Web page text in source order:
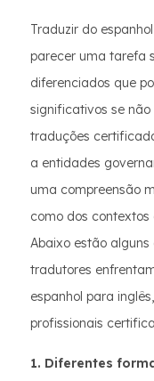
Traduzir do
parecer uma tarefa
diferenciados que
significativos se
traduções
a entidades
uma compreensão
como dos contextos
Abaixo estão
tradutores
espanhol para
profissionais
1. Diferentes